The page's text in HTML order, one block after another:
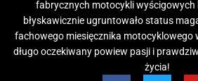
fabrycznych motocykli wyścigowych
błyskawicznie ugruntowało status
fachowego miesięcznika motocyklowego
długo oczekiwany powiew pasji i
życia!